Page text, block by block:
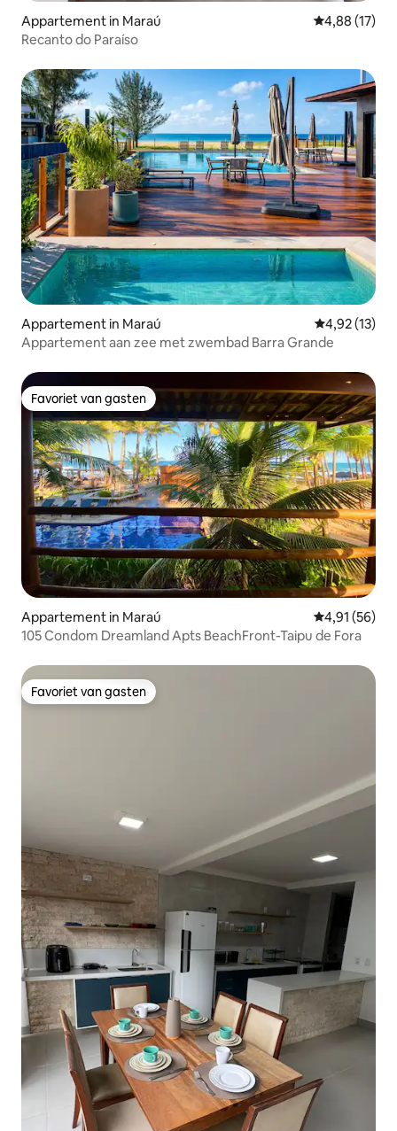
Appartement in Maraú Gemiddelde
4,88 (17)
Recanto do Paraíso
Appartement in Maraú Gemiddelde
4,92 (13)
Appartement aan zee met zwembad Barra Grande
Favoriet van gasten
Favoriet van gasten
Appartement in Maraú Gemiddelde
4,91 (56)
105 Condom Dreamland Apts BeachFront-Taipu de Fora
Favoriet van gasten
Favoriet van gasten